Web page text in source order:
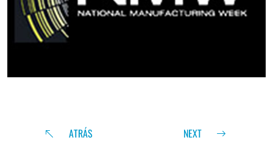
ATRÁS NEXT